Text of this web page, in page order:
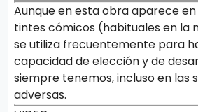
Aunque en esta obra aparece
tintes cómicos (habituales en la
se utiliza frecuentemente para
capacidad de elección y de
siempre tenemos, incluso en las
adversas.